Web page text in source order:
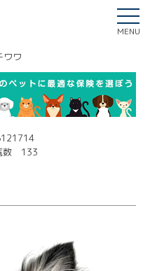
MENU
ワワ
数 133